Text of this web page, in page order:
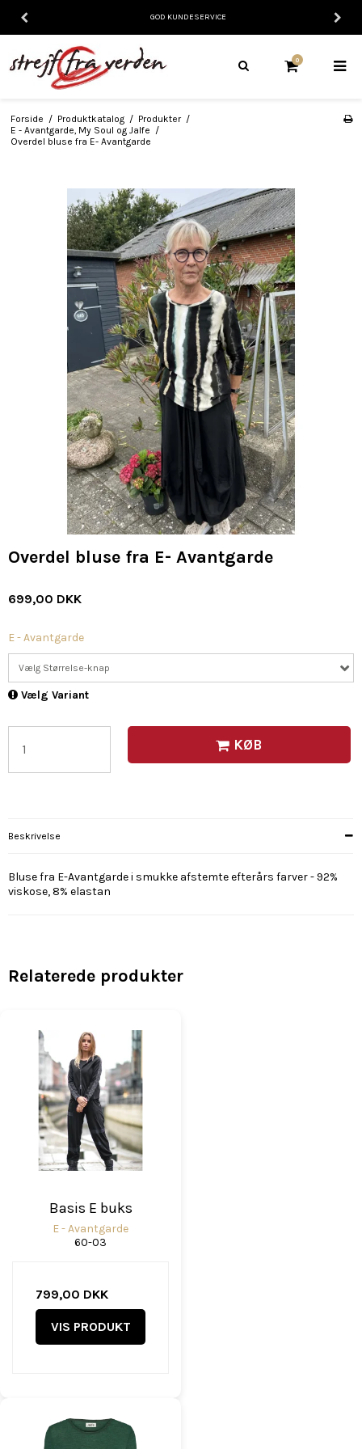
GOD KUNDESERVICE
0
Forside / Produktkatalog / Produkter /
E - Avantgarde, My Soul og Jalfe /
Overdel bluse fra E- Avantgarde
Overdel bluse fra E- Avantgarde
699,00 DKK
E - Avantgarde
Vælg Størrelse-knap
Vælg Variant
KØB
Beskrivelse
Bluse fra E-Avantgarde i smukke afstemte efterårs farver - 92%
viskose, 8% elastan
Relaterede produkter
Basis E buks
E - Avantgarde
60-03
799,00 DKK
VIS PRODUKT